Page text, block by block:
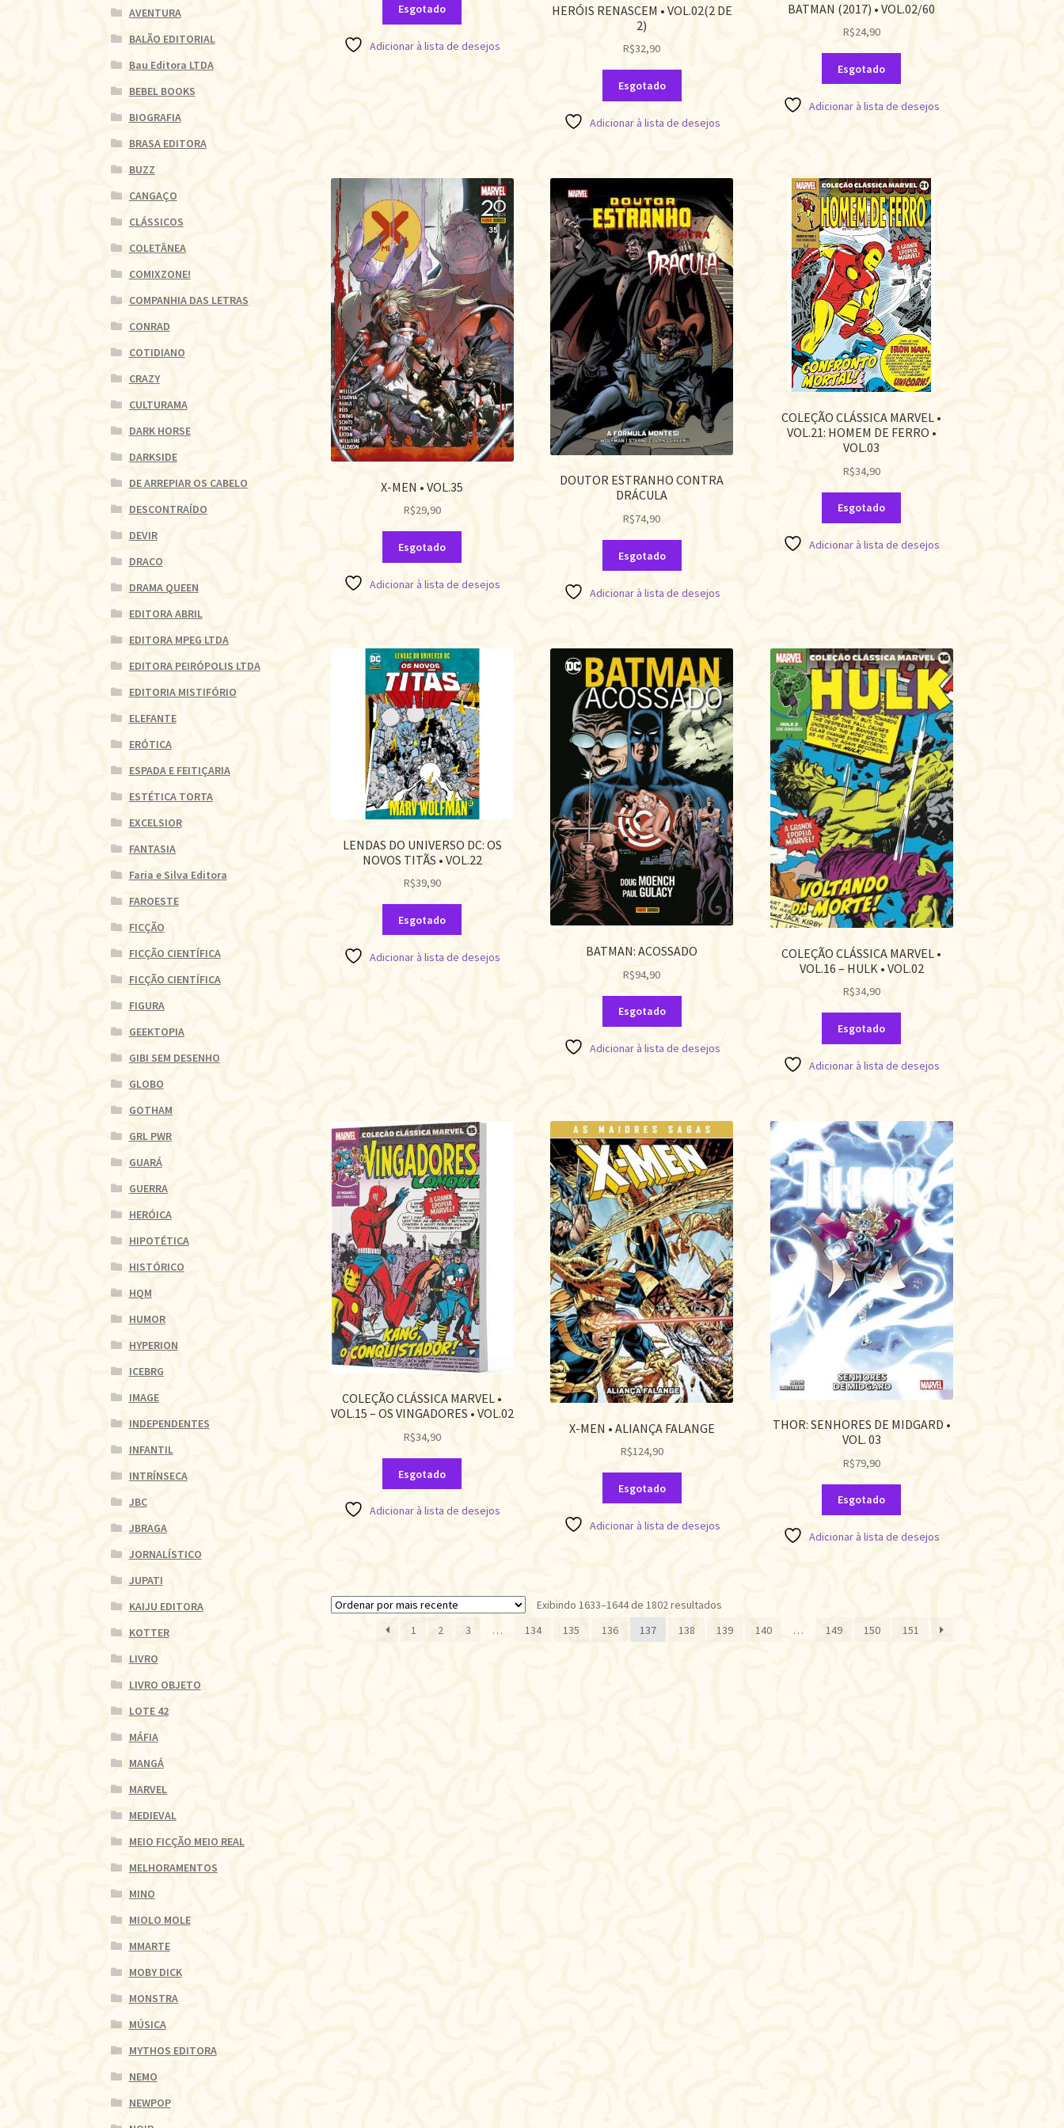
Esgotado
Adicionar à lista de desejos
HERÓIS RENASCEM • VOL.02(2 DE
2)
R$32,90
Esgotado
Adicionar à lista de desejos
BATMAN (2017) • VOL.02/60
R$24,90
Esgotado
Adicionar à lista de desejos
X-MEN • VOL.35
R$29,90
Esgotado
Adicionar à lista de desejos
DOUTOR ESTRANHO CONTRA
DRÁCULA
R$74,90
Esgotado
Adicionar à lista de desejos
COLEÇÃO CLÁSSICA MARVEL •
VOL.21: HOMEM DE FERRO •
VOL.03
R$34,90
Esgotado
Adicionar à lista de desejos
LENDAS DO UNIVERSO DC: OS
NOVOS TITÃS • VOL.22
R$39,90
Esgotado
Adicionar à lista de desejos BATMAN: ACOSSADO
R$94,90
Esgotado
Adicionar à lista de desejos
COLEÇÃO CLÁSSICA MARVEL •
VOL.16 – HULK • VOL.02
R$34,90
Esgotado
Adicionar à lista de desejos
COLEÇÃO CLÁSSICA MARVEL •
VOL.15 – OS VINGADORES • VOL.02
R$34,90
Esgotado
Adicionar à lista de desejos
X-MEN • ALIANÇA FALANGE
R$124,90
Esgotado
Adicionar à lista de desejos
THOR: SENHORES DE MIDGARD •
VOL. 03
R$79,90
Esgotado
Adicionar à lista de desejos
Exibindo 1633–1644 de 1802 resultadosClassificado
mais
1 2 3 … 134 135 136 137 138 139 140 … 149 150 151
AVENTURA
BALÃO EDITORIAL
Bau Editora LTDA
BEBEL BOOKS
BIOGRAFIA
BRASA EDITORA
BUZZ
CANGAÇO
CLÁSSICOS
COLETÂNEA
COMIXZONE!
COMPANHIA DAS LETRAS
CONRAD
COTIDIANO
CRAZY
CULTURAMA
DARK HORSE
DARKSIDE
DE ARREPIAR OS CABELO
DESCONTRAÍDO
DEVIR
DRACO
DRAMA QUEEN
EDITORA ABRIL
EDITORA MPEG LTDA
EDITORA PEIRÓPOLIS LTDA
EDITORIA MISTIFÓRIO
ELEFANTE
ERÓTICA
ESPADA E FEITIÇARIA
ESTÉTICA TORTA
EXCELSIOR
FANTASIA
Faria e Silva Editora
FAROESTE
FICÇÃO
FICÇÃO CIENTÍFICA
FICÇÃO CIENTÍFICA
FIGURA
GEEKTOPIA
GIBI SEM DESENHO
GLOBO
GOTHAM
GRL PWR
GUARÁ
GUERRA
HERÓICA
HIPOTÉTICA
HISTÓRICO
HQM
HUMOR
HYPERION
ICEBRG
IMAGE
INDEPENDENTES
INFANTIL
INTRÍNSECA
JBC
JBRAGA
JORNALÍSTICO
JUPATI
KAIJU EDITORA
KOTTER
LIVRO
LIVRO OBJETO
LOTE 42
MÁFIA
MANGÁ
MARVEL
MEDIEVAL
MEIO FICÇÃO MEIO REAL
MELHORAMENTOS
MINO
MIOLO MOLE
MMARTE
MOBY DICK
MONSTRA
MÚSICA
MYTHOS EDITORA
NEMO
NEWPOP